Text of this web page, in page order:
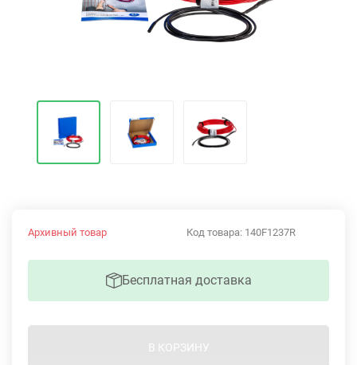
Код товара: 140F1237R
Архивный товар
Бесплатная доставка
В КОРЗИНУ